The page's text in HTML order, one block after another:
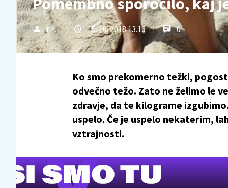
L.E. 15. 10. 2018 13.16 0
Ko smo prekomerno težki,
odvečno težo. Zato ne želimo le
zdravje, da te kilograme
uspelo. Če je uspelo nekaterim,
vztrajnosti.